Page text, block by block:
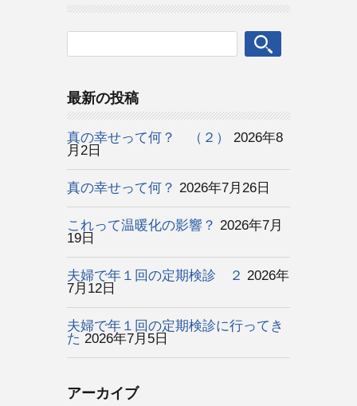
最新の投稿
真の幸せって何？ （２）
2026年8
月2日
真の幸せって何？ 2026年7月26日
これって温暖化の影響？ 2026年7月
19日
夫婦で年１回の定期検診 ２ 2026年
7月12日
夫婦で年１回の定期検診に行ってき
た 2026年7月5日
アーカイブ